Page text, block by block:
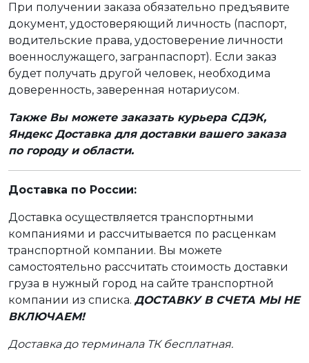
При получении заказа обязательно предъявите
документ, удостоверяющий личность (паспорт,
водительские права, удостоверение личности
военнослужащего, загранпаспорт). Если заказ
будет получать другой человек, необходима
доверенность, заверенная нотариусом.
Также Вы можете заказать курьера СДЭК,
Яндекс Доставка для доставки вашего заказа
по городу и области.
Доставка по России:
Доставка осуществляется транспортными
компаниями и рассчитывается по расценкам
транспортной компании. Вы можете
самостоятельно рассчитать стоимость доставки
груза в нужный город на сайте транспортной
компании из списка. ДОСТАВКУ В СЧЕТА МЫ НЕ
ВКЛЮЧАЕМ!
Доставка до терминала ТК бесплатная.